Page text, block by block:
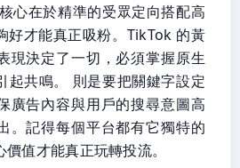
心在於精準的受眾定向搭配高
好才能真正吸粉。TikTok 的黃
現決定了一切，必須掌握原生
起共鳴。 則是要把關鍵字設定
廣告內容與用戶的搜尋意圖高
。記得每個平台都有它獨特的
值才能真正玩轉投流。